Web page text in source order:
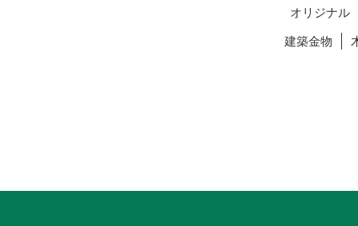
オリジナル
建築金物